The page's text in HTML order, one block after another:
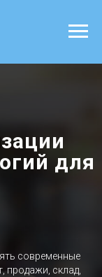
для
современные
продажи, склад,